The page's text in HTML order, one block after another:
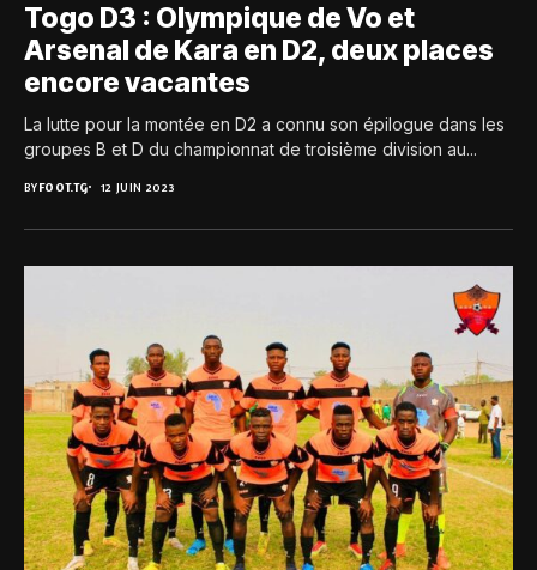
Togo D3 : Olympique de Vo et
Arsenal de Kara en D2, deux places
encore vacantes
La lutte pour la montée en D2 a connu son épilogue dans les
groupes B et D du championnat de troisième division au...
BYFOOT.TG 12 JUIN 2023